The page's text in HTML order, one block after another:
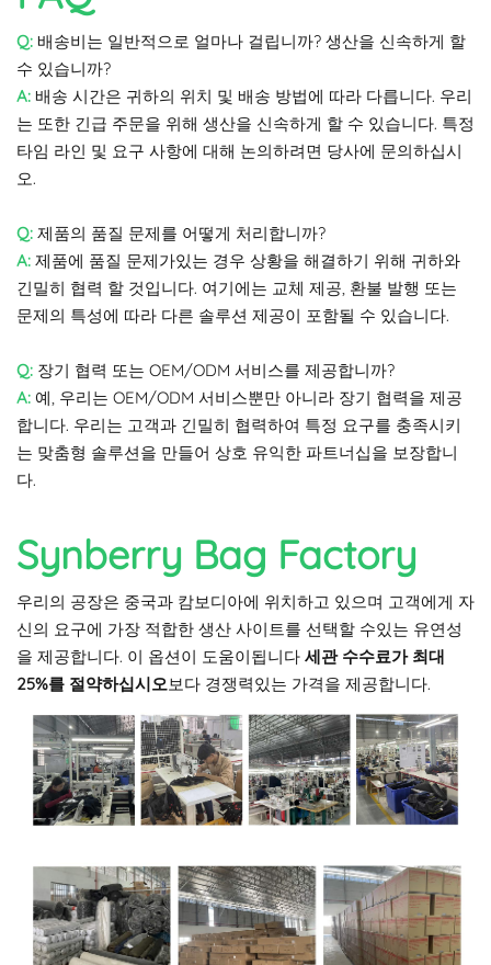
Q: 배송비는 일반적으로 얼마나 걸립니까? 생산을 신속하게 할
수 있습니까?
A: 배송 시간은 귀하의 위치 및 배송 방법에 따라 다릅니다. 우리
는 또한 긴급 주문을 위해 생산을 신속하게 할 수 있습니다. 특정
타임 라인 및 요구 사항에 대해 논의하려면 당사에 문의하십시
오.
Q: 제품의 품질 문제를 어떻게 처리합니까?
A: 제품에 품질 문제가있는 경우 상황을 해결하기 위해 귀하와
긴밀히 협력 할 것입니다. 여기에는 교체 제공, 환불 발행 또는
문제의 특성에 따라 다른 솔루션 제공이 포함될 수 있습니다.
Q: 장기 협력 또는 OEM/ODM 서비스를 제공합니까?
A: 예, 우리는 OEM/ODM 서비스뿐만 아니라 장기 협력을 제공
합니다. 우리는 고객과 긴밀히 협력하여 특정 요구를 충족시키
는 맞춤형 솔루션을 만들어 상호 유익한 파트너십을 보장합니
다.
Synberry Bag Factory
우리의 공장은 중국과 캄보디아에 위치하고 있으며 고객에게 자
신의 요구에 가장 적합한 생산 사이트를 선택할 수있는 유연성
을 제공합니다. 이 옵션이 도움이됩니다 세관 수수료가 최대
25%를 절약하십시오보다 경쟁력있는 가격을 제공합니다.